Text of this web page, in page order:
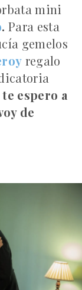
mini
. Para esta
gemelos
regalo
te espero a
de